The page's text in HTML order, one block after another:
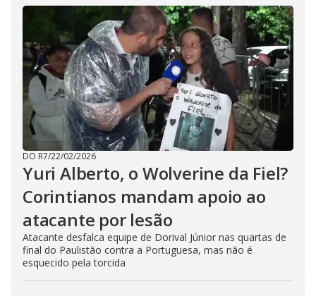
DO R7/22/02/2026
Yuri Alberto, o Wolverine da Fiel?
Corintianos mandam apoio ao
atacante por lesão
Atacante desfalca equipe de Dorival Júnior nas quartas de
final do Paulistão contra a Portuguesa, mas não é
esquecido pela torcida